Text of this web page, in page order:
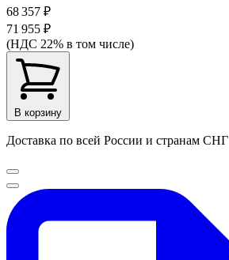
68 357 ₽
71 955 ₽
(НДС 22% в том числе)
В корзину
Доставка по всей России и странам СНГ